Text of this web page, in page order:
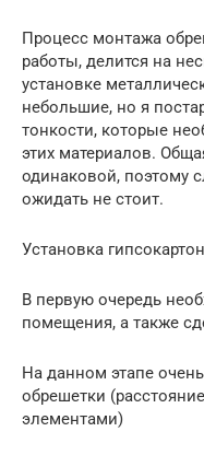
Процесс монтажа
работы, делится на
установке
небольшие, но я
тонкости, которые
этих материалов.
одинаковой, поэтому
ожидать не стоит.
Установка
В первую очередь
помещения, а также
На данном этапе
обрешетки
элементами)